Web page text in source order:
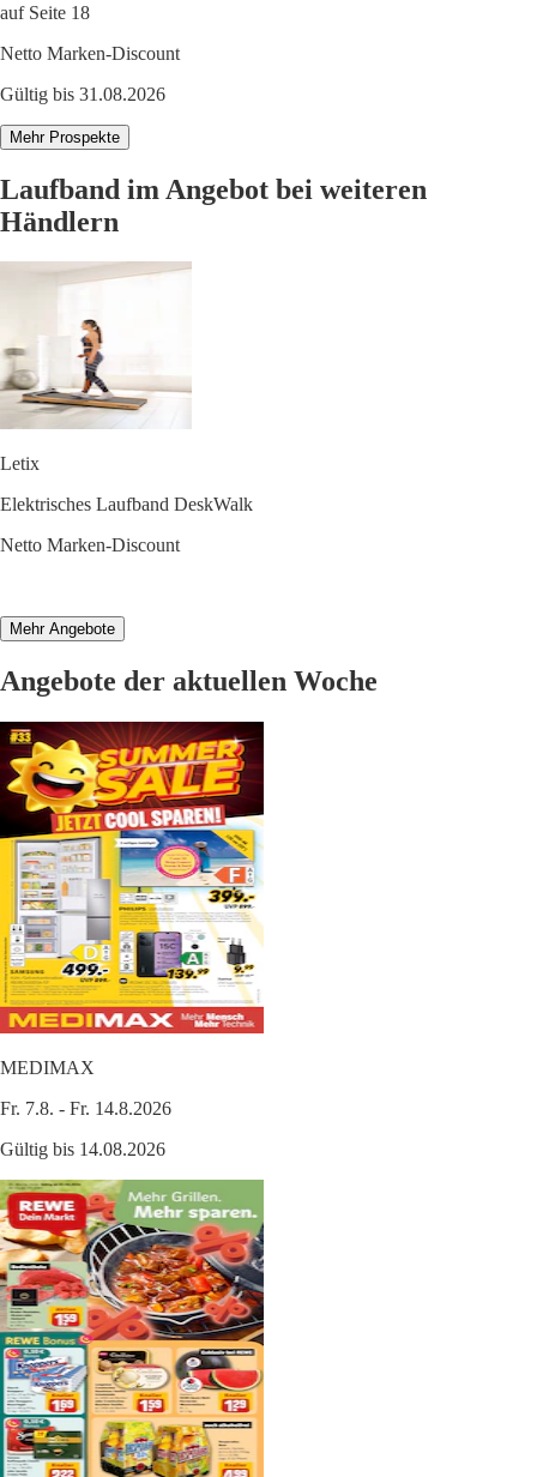
auf Seite 18
Netto Marken-Discount
Gültig bis 31.08.2026
Mehr Prospekte
Laufband im Angebot bei weiteren
Händlern
Letix
Elektrisches Laufband DeskWalk
Netto Marken-Discount
Mehr Angebote
Angebote der aktuellen Woche
MEDIMAX
Fr. 7.8. - Fr. 14.8.2026
Gültig bis 14.08.2026